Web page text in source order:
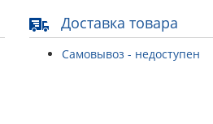
Доставка товара
Самовывоз - недоступен